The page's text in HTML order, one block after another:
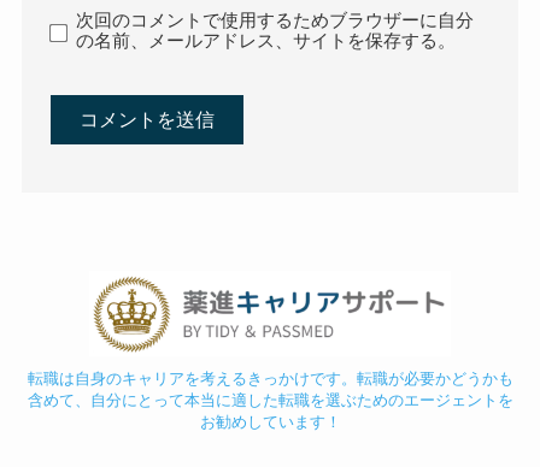
次回のコメントで使用するためブラウザーに自分
の名前、メールアドレス、サイトを保存する。
転職は自身のキャリアを考えるきっかけです。転職が必要かどうかも
含めて、自分にとって本当に適した転職を選ぶためのエージェントを
お勧めしています！